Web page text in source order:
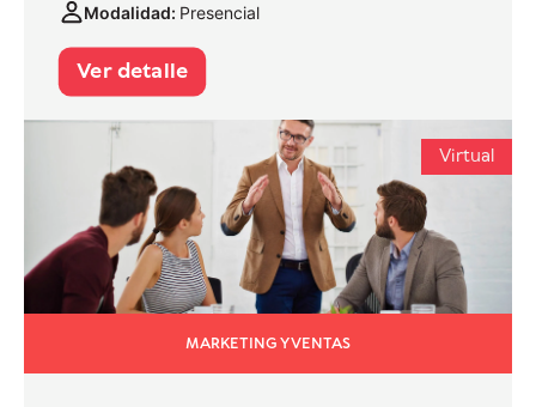
Modalidad: Presencial
Ver detalle
Virtual
MARKETING Y VENTAS